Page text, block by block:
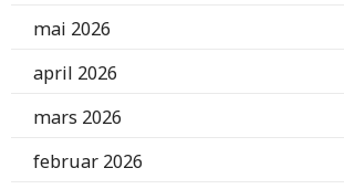
mai 2026
april 2026
mars 2026
februar 2026